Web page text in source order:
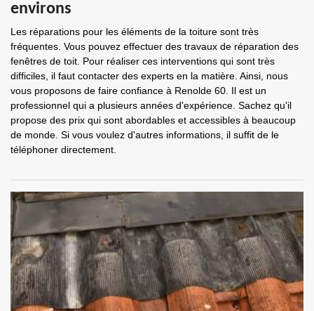
environs
Les réparations pour les éléments de la toiture sont très
fréquentes. Vous pouvez effectuer des travaux de réparation des
fenêtres de toit. Pour réaliser ces interventions qui sont très
difficiles, il faut contacter des experts en la matière. Ainsi, nous
vous proposons de faire confiance à Renolde 60. Il est un
professionnel qui a plusieurs années d'expérience. Sachez qu'il
propose des prix qui sont abordables et accessibles à beaucoup
de monde. Si vous voulez d'autres informations, il suffit de le
téléphoner directement.